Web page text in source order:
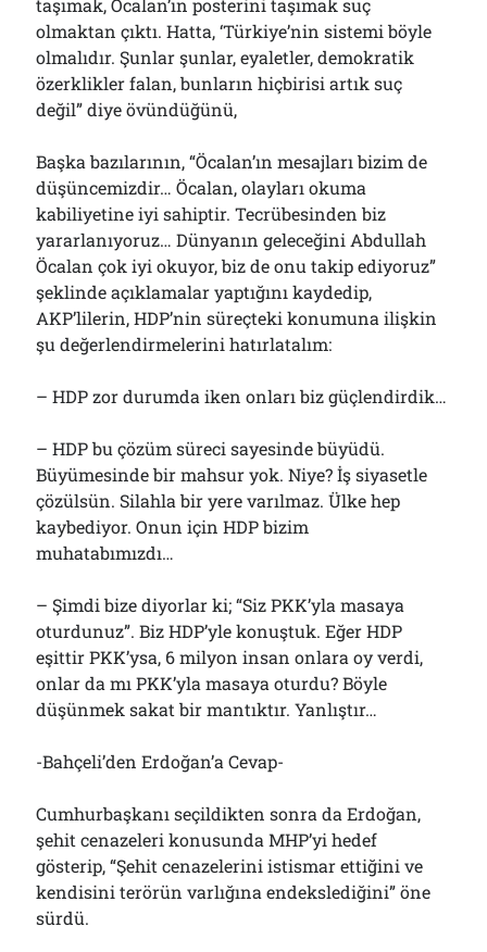
taşımak, Öcalan’ın posterini taşımak suç
olmaktan çıktı. Hatta, ‘Türkiye’nin sistemi böyle
olmalıdır. Şunlar şunlar, eyaletler, demokratik
özerklikler falan, bunların hiçbirisi artık suç
değil” diye övündüğünü,
Başka bazılarının, “Öcalan’ın mesajları bizim de
düşüncemizdir… Öcalan, olayları okuma
kabiliyetine iyi sahiptir. Tecrübesinden biz
yararlanıyoruz… Dünyanın geleceğini Abdullah
Öcalan çok iyi okuyor, biz de onu takip ediyoruz”
şeklinde açıklamalar yaptığını kaydedip,
AKP’lilerin, HDP’nin süreçteki konumuna ilişkin
şu değerlendirmelerini hatırlatalım:
– HDP zor durumda iken onları biz güçlendirdik…
– HDP bu çözüm süreci sayesinde büyüdü.
Büyümesinde bir mahsur yok. Niye? İş siyasetle
çözülsün. Silahla bir yere varılmaz. Ülke hep
kaybediyor. Onun için HDP bizim
muhatabımızdı…
– Şimdi bize diyorlar ki; “Siz PKK’yla masaya
oturdunuz”. Biz HDP’yle konuştuk. Eğer HDP
eşittir PKK’ysa, 6 milyon insan onlara oy verdi,
onlar da mı PKK’yla masaya oturdu? Böyle
düşünmek sakat bir mantıktır. Yanlıştır…
-Bahçeli’den Erdoğan’a Cevap-
Cumhurbaşkanı seçildikten sonra da Erdoğan,
şehit cenazeleri konusunda MHP’yi hedef
gösterip, “Şehit cenazelerini istismar ettiğini ve
kendisini terörün varlığına endekslediğini” öne
sürdü.